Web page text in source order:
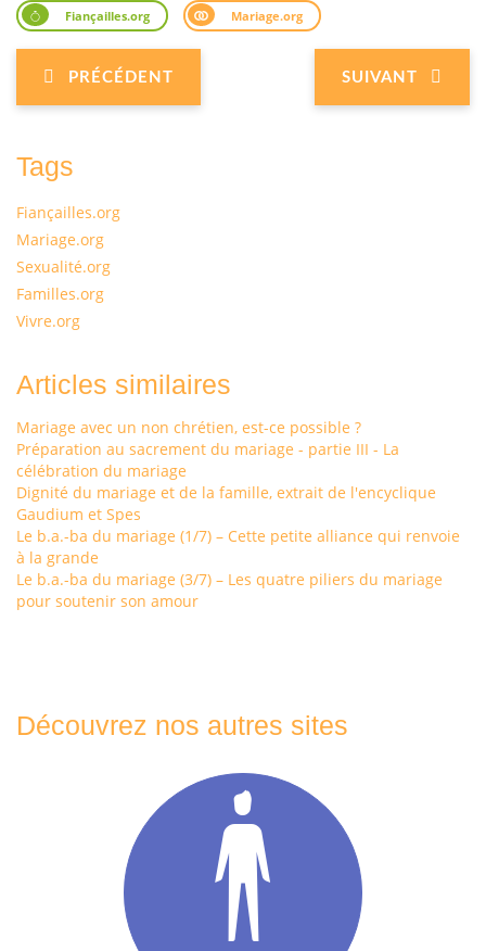
Fiançailles.org Mariage.org
PRÉCÉDENT SUIVANT
Tags
Fiançailles.org
Mariage.org
Sexualité.org
Familles.org
Vivre.org
Articles similaires
Mariage avec un non chrétien, est-ce possible ?
Préparation au sacrement du mariage - partie III - La
célébration du mariage
Dignité du mariage et de la famille, extrait de l'encyclique
Gaudium et Spes
Le b.a.-ba du mariage (1/7) – Cette petite alliance qui renvoie
à la grande
Le b.a.-ba du mariage (3/7) – Les quatre piliers du mariage
pour soutenir son amour
Découvrez nos autres sites